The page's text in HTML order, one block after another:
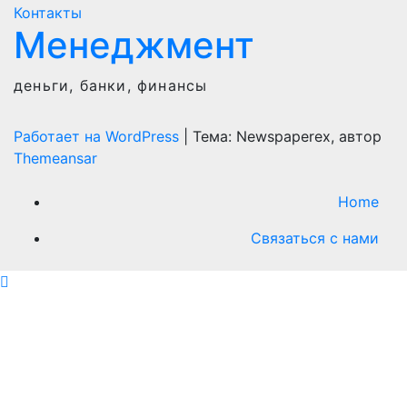
Контакты
Менеджмент
деньги, банки, финансы
Работает на WordPress
Тема: Newspaperex, автор
Themeansar
Home
Связаться с нами